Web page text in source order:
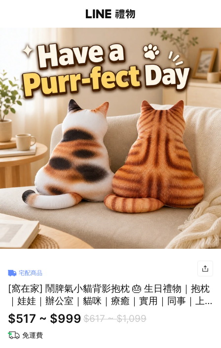
宅配商品
[窩在家] 鬧脾氣小貓背影抱枕 🎂 生日禮物｜抱枕
｜娃娃｜辦公室｜貓咪｜療癒｜實用｜同事｜上
班族｜貓奴｜獅子座｜七夕禮物｜父親節
$517 ~ $999 $617 ~ $1,099
免運費